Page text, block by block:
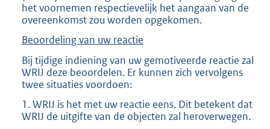
het voornemen respectievelijk het aangaan van de
overeenkomst zou worden opgekomen.
Beoordeling van uw reactie
Bij tijdige indiening van uw gemotiveerde reactie zal
WRIJ deze beoordelen. Er kunnen zich vervolgens
twee situaties voordoen:
1. WRIJ is het met uw reactie eens. Dit betekent dat
WRIJ de uitgifte van de objecten zal heroverwegen.